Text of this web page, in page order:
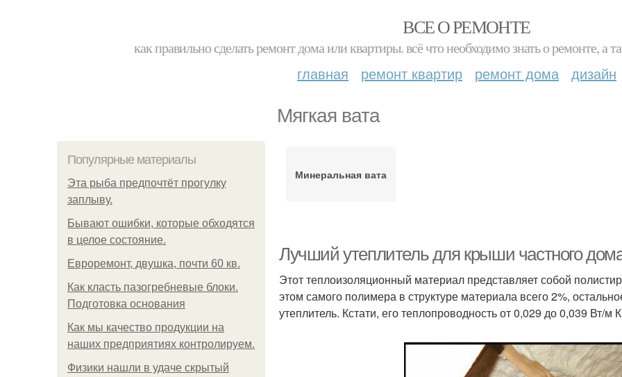
ВСЕ О РЕМОНТЕ
как правильно сделать ремонт дома или квартиры. всё что необходимо знать о ремонте,
главная ремонт квартир ремонт дома дизайн
Мягкая вата
Популярные материалы
Эта рыба предпочтёт прогулку
заплыву.
Бывают ошибки, которые обходятся
в целое состояние.
Евроремонт, двушка, почти 60 кв.
Как класть пазогребневые блоки.
Подготовка основания
Как мы качество продукции на
наших предприятиях контролируем.
Физики нашли в удаче скрытый
Минеральная вата
Лучший утеплитель для крыши частного
Этот теплоизоляционный материал представляет собой
этом самого полимера в структуре материала всего 2%,
утеплитель. Кстати, его теплопроводность от 0,029 до 0,039 Вт/м